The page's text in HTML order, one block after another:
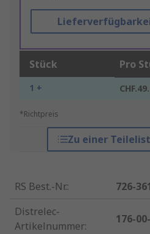
Stück Pro
1 +
*Richtpreis
Zu einer
RS Best.-Nr.:
726-
Distrelec-
Artikelnummer:
176-